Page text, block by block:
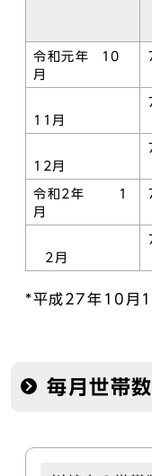
令和元年 10
月
11月
12月
令和2年 1
月
2月
*平成27年10月1
毎月世帯